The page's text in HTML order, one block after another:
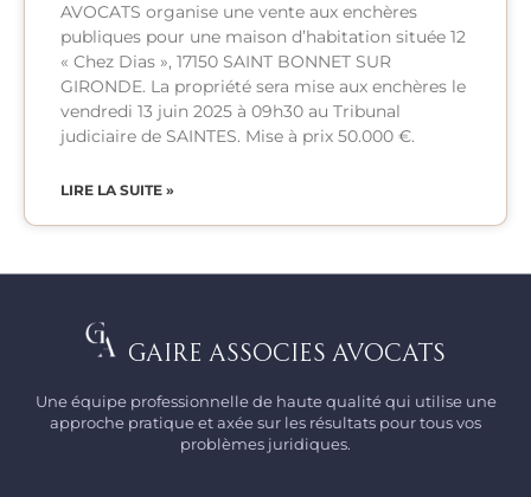
AVOCATS organise une vente aux enchères
publiques pour une maison d’habitation située 12
« Chez Dias », 17150 SAINT BONNET SUR
GIRONDE. La propriété sera mise aux enchères le
vendredi 13 juin 2025 à 09h30 au Tribunal
judiciaire de SAINTES. Mise à prix 50.000 €.
LIRE LA SUITE »
Gaire Associes Avocats
Une équipe professionnelle de haute qualité qui utilise une
approche pratique et axée sur les résultats pour tous vos
problèmes juridiques.